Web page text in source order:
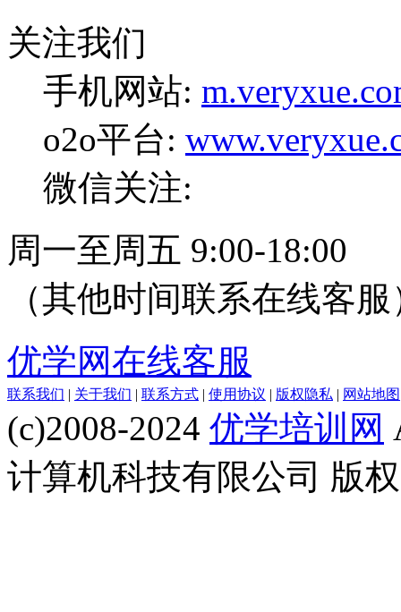
关注我们
手机网站:
o2o平台:
微信关注:
周一至周五 9:00-18:00
（其他时间联系在线客服
优学网在线客服
联系我们 | 关于我们 | 联系方式 | 使用协议 | 版权隐私 | 网站地图
(c)2008-2024 优学培训网
计算机科技有限公司 版